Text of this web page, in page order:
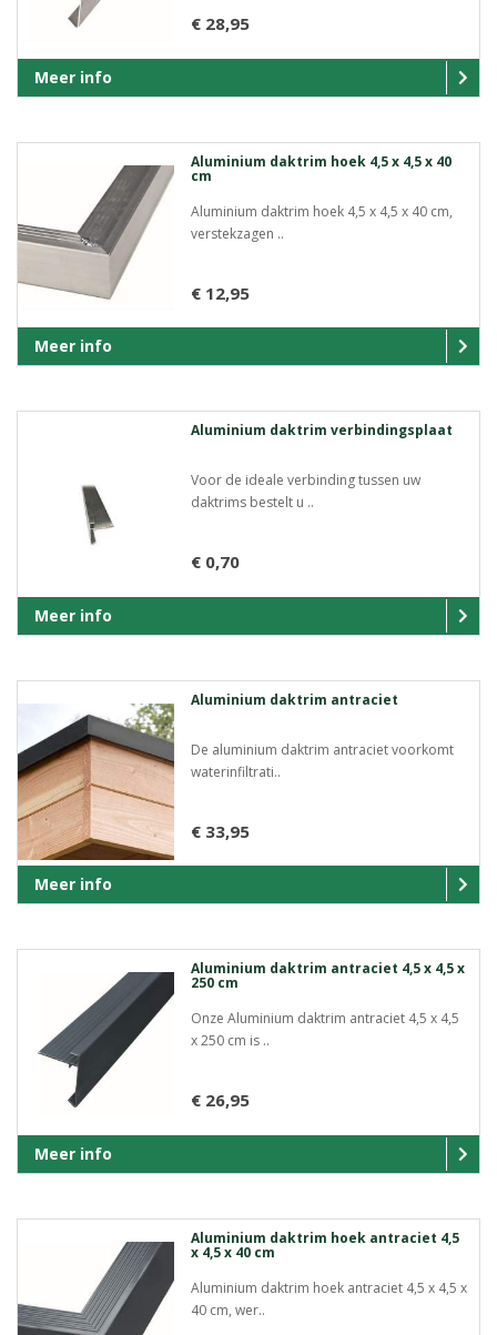
€ 28,95
Meer info
Aluminium daktrim hoek 4,5 x 4,5 x 40
cm
Aluminium daktrim hoek 4,5 x 4,5 x 40 cm,
verstekzagen ..
€ 12,95
Meer info
Aluminium daktrim verbindingsplaat
Voor de ideale verbinding tussen uw
daktrims bestelt u ..
€ 0,70
Meer info
Aluminium daktrim antraciet
De aluminium daktrim antraciet voorkomt
waterinfiltrati..
€ 33,95
Meer info
Aluminium daktrim antraciet 4,5 x 4,5 x
250 cm
Onze Aluminium daktrim antraciet 4,5 x 4,5
x 250 cm is ..
€ 26,95
Meer info
Aluminium daktrim hoek antraciet 4,5
x 4,5 x 40 cm
Aluminium daktrim hoek antraciet 4,5 x 4,5 x
40 cm, wer..